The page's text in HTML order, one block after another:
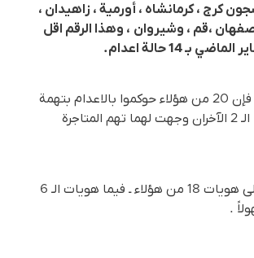
كرج ، كرمانشاه ، أورمية ، زاهيدان ،
،قم ، وشيروان ، وهذا الرقم اقل
بـ 14 حالة اعدام.
ووفق الاحصائية ، فإن 20 من هؤلاء حوكموا بالاعدام بتهمة
القتل العمد ، فيما الـ 2 الآخران وجهت لهما تهم المتاجرة
وحصلت هنگاو على هويات 18 من هؤلاء ـ فيما هويات الـ 6
.